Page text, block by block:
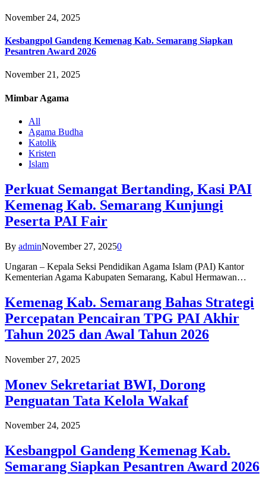
November 24, 2025
Kesbangpol Gandeng Kemenag Kab. Semarang Siapkan
Pesantren Award 2026
November 21, 2025
Mimbar Agama
All
Agama Budha
Katolik
Kristen
Islam
Perkuat Semangat Bertanding, Kasi PAI
Kemenag Kab. Semarang Kunjungi
Peserta PAI Fair
By adminNovember 27, 20250
Ungaran – Kepala Seksi Pendidikan Agama Islam (PAI) Kantor
Kementerian Agama Kabupaten Semarang, Kabul Hermawan…
Kemenag Kab. Semarang Bahas Strategi
Percepatan Pencairan TPG PAI Akhir
Tahun 2025 dan Awal Tahun 2026
November 27, 2025
Monev Sekretariat BWI, Dorong
Penguatan Tata Kelola Wakaf
November 24, 2025
Kesbangpol Gandeng Kemenag Kab.
Semarang Siapkan Pesantren Award 2026